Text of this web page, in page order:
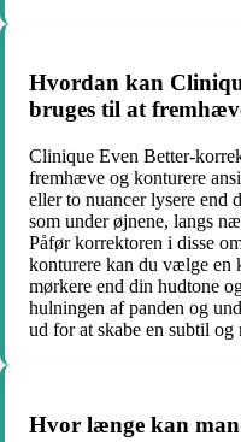
Hvordan kan
bruges til at
Clinique Even Better-
fremhæve og konturere
eller to nuancer lysere end
som under øjnene, langs
Påfør korrektoren i disse
konturere kan du vælge en
mørkere end din hudtone
hulningen af panden og
ud for at skabe en subtil og
Hvor længe kan